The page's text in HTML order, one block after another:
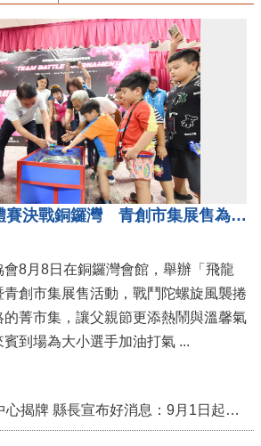
3對3戰鬥陀螺團體賽決戰銅鑼灣 青創市集展售為父親節增添繽紛
8月8日在銅鑼灣會館，舉辦「飛龍
創市集展售活動，戰鬥陀螺旋風襲捲
菁市集，讓父親節更添熱鬧與溫馨氣
氛。縣長鍾東錦偕來賓到場為大小選手加油打氣 ...
苗栗親子館暨托嬰中心揭牌 縣長宣布好消息：9月1日起調降臨時托嬰費用